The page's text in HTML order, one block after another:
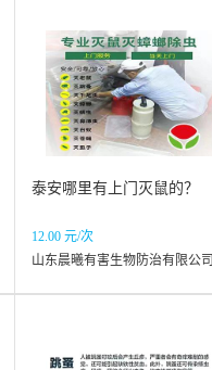
泰安哪里有上门灭鼠的？
12.00 元/次
山东晨曦有害生物防治有限公司